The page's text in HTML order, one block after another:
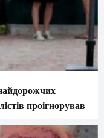
проігнорував